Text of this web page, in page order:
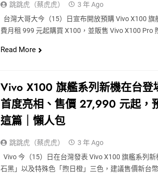
跳跳虎（蔡虎虎）
3 年 Ago
台灣大哥大今（15）日宣布開放預購 Vivo X100
費月租 999 元起購買 X100，並販售 Vivo X100
Read More
Vivo X100 旗艦系列新機在台登
首度亮相、售價 27,990 元起，
這篇｜懶人包
跳跳虎（蔡虎虎）
3 年 Ago
Vivo 今（15）日在台灣發表 Vivo X100 旗艦系列
石黑」以及特殊色「煦日橙」三色，建議售價新台